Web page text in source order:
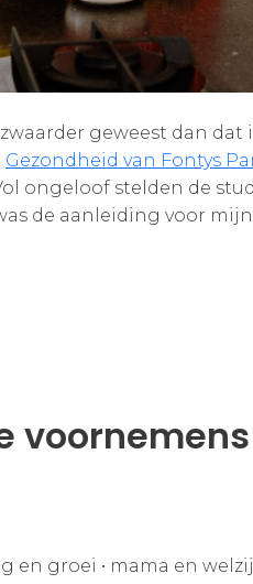
geweest dan dat
Gezondheid van Fontys
ongeloof stelden de
de aanleiding voor
en groei • mama en